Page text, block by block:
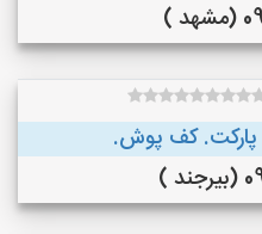
)
پارکت. کف پوش.
)